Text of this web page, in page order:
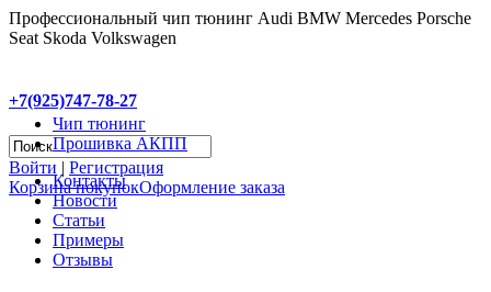
Профессиональный чип тюнинг Audi BMW Mercedes Porsche
Seat Skoda Volkswagen
+7(925)747-78-27
Войти | Регистрация
Корзина покупокОформление заказа
Чип тюнинг
Прошивка АКПП
Контакты
Новости
Статьи
Примеры
Отзывы